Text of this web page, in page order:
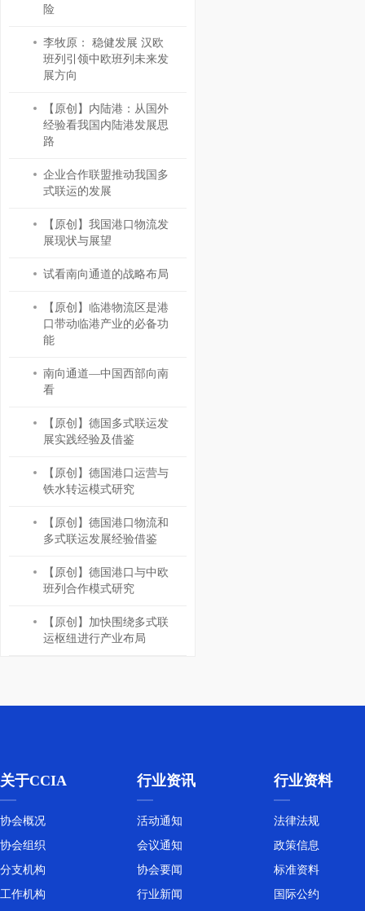
险
李牧原： 稳健发展 汉欧
班列引领中欧班列未来发
展方向
【原创】内陆港：从国外
经验看我国内陆港发展思
路
企业合作联盟推动我国多
式联运的发展
【原创】我国港口物流发
展现状与展望
试看南向通道的战略布局
【原创】临港物流区是港
口带动临港产业的必备功
能
南向通道—中国西部向南
看
【原创】德国多式联运发
展实践经验及借鉴
【原创】德国港口运营与
铁水转运模式研究
【原创】德国港口物流和
多式联运发展经验借鉴
【原创】德国港口与中欧
班列合作模式研究
【原创】加快围绕多式联
运枢纽进行产业布局
关于CCIA
协会概况
协会组织
分支机构
工作机构
行业资讯
活动通知
会议通知
协会要闻
行业新闻
行业资料
法律法规
政策信息
标准资料
国际公约